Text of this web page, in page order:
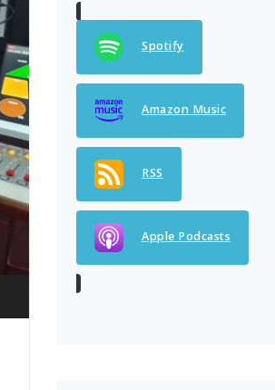
Spotify
Amazon Music
RSS
Apple Podcasts